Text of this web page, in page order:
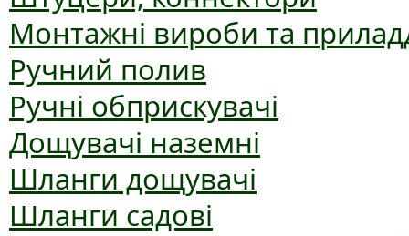
Монтажні вироби та
Ручний полив
Ручні обприскувачі
Дощувачі наземні
Шланги дощувачі
Шланги садові